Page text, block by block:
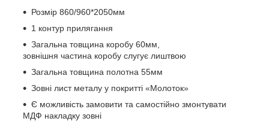
Розмір 860/960*2050мм
1 контур прилягання
Загальна товщина коробу 60мм,
зовнішня частина коробу слугує лиштвою
Загальна товщина полотна 55мм
Зовні лист металу у покритті «Молоток»
Є можливість замовити та самостійно змонтувати
МДФ накладку зовні